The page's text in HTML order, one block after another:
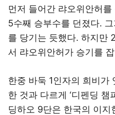
먼저 들어간 랴오위안허
5수째 승부수를 던졌다.
를 당기는 듯했다. 하지만
서 랴오위안허가 승기를
한중 바둑 1인자의 희비가
한 것과 다르게 ‘디펜딩 챔
딩하오 9단은 한국의 이